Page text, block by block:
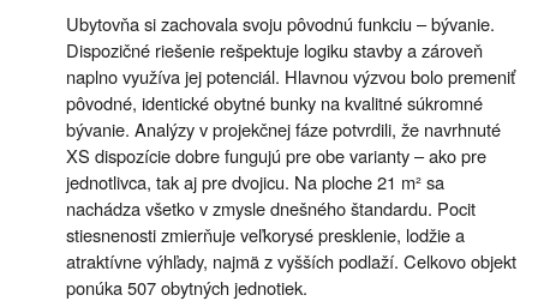
Ubytovňa si zachovala svoju pôvodnú funkciu – bývanie.
Dispozičné riešenie rešpektuje logiku stavby a zároveň
naplno využíva jej potenciál. Hlavnou výzvou bolo premeniť
pôvodné, identické obytné bunky na kvalitné súkromné
bývanie. Analýzy v projekčnej fáze potvrdili, že navrhnuté
XS dispozície dobre fungujú pre obe varianty – ako pre
jednotlivca, tak aj pre dvojicu. Na ploche 21 m² sa
nachádza všetko v zmysle dnešného štandardu. Pocit
stiesnenosti zmierňuje veľkorysé presklenie, lodžie a
atraktívne výhľady, najmä z vyšších podlaží. Celkovo objekt
ponúka 507 obytných jednotiek.